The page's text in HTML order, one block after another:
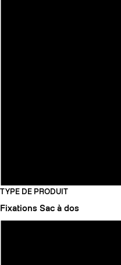
TYPE DE PRODUIT
Fixations Sac à dos